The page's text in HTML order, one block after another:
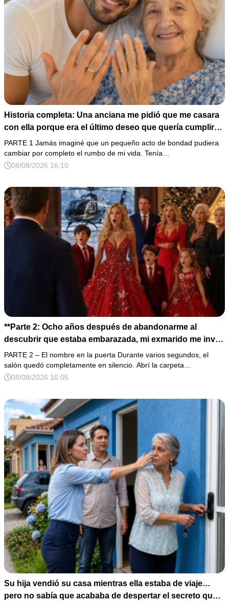
Historia completa: Una anciana me pidió que me casara
con ella porque era el último deseo que quería cumplir
antes de morir. Después de su fallecimiento, su abogado
puso en mis manos una vieja bolsa de hospital que
había conservado durante años y me dijo: «Ella te eligió
PARTE 1 Jamás imaginé que un pequeño acto de bondad pudiera
cambiar por completo el rumbo de mi vida. Tenía…
08/08/2026 16:10
**Parte 2: Ocho años después de abandonarme al
descubrir que estaba embarazada, mi exmarido me invitó
a la cena de Navidad convencido de que podría burlarse
de la mujer a la que creía una fracasada y sin hijos. Lo
que jamás imaginó fue que esa noche sería él quien
PARTE 2 – El nombre en la puerta Durante varios segundos, el
salón quedó completamente en silencio. Abrí la carpeta…
08/08/2026 16:05
Su hija vendió su casa mientras ella estaba de viaje…
pero no sabía que acababa de despertar el secreto que